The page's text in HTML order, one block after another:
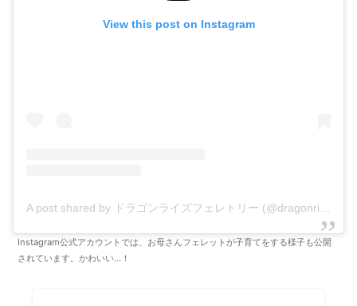
View this post on Instagram
Instagram公式アカウントでは、お母さんフェレットが子育てをする様子も公開
されています。かわいい…！